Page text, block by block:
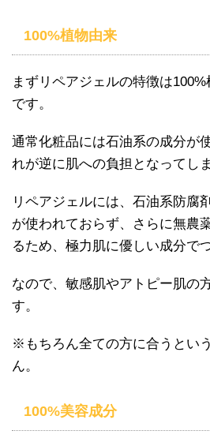
100%植物由来
まずリペアジェルの特徴は
です。
通常化粧品には石油系の成分が
れが逆に肌への負担となってし
リペアジェルには、石油系防腐
が使われておらず、さらに無農
るため、極力肌に優しい成分で
なので、敏感肌やアトピー肌の
す。
※もちろん全ての方に合うとい
ん。
100%美容成分